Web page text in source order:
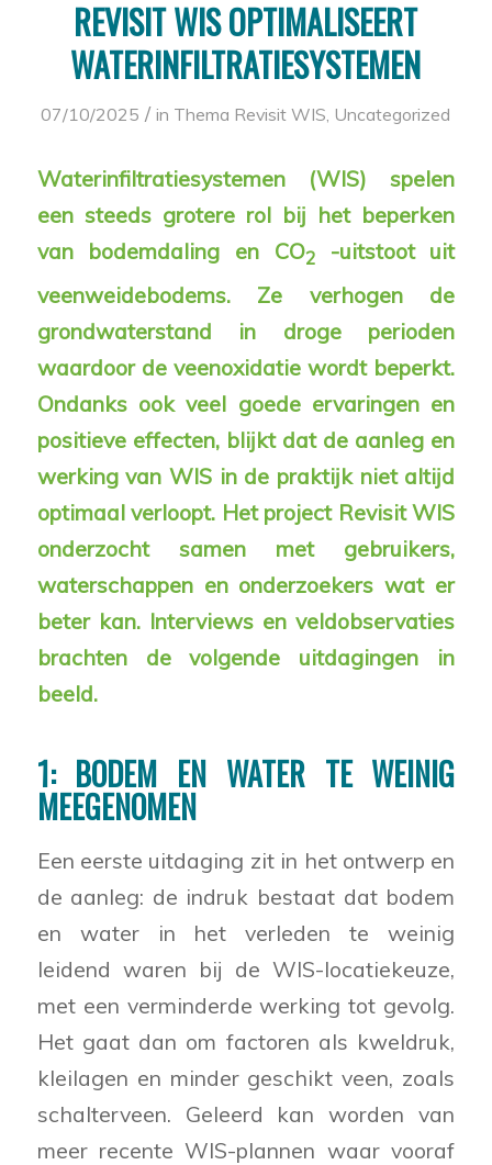
REVISIT WIS OPTIMALISEERT
WATERINFILTRATIESYSTEMEN
07/10/2025 / in Thema Revisit WIS, Uncategorized
Waterinfiltratiesystemen (WIS) spelen
een steeds grotere rol bij het beperken
van bodemdaling en CO2 -uitstoot uit
veenweidebodems. Ze verhogen de
grondwaterstand in droge perioden
waardoor de veenoxidatie wordt beperkt.
Ondanks ook veel goede ervaringen en
positieve effecten, blijkt dat de aanleg en
werking van WIS in de praktijk niet altijd
optimaal verloopt. Het project Revisit WIS
onderzocht samen met gebruikers,
waterschappen en onderzoekers wat er
beter kan. Interviews en veldobservaties
brachten de volgende uitdagingen in
beeld.
1: BODEM EN WATER TE WEINIG
MEEGENOMEN
Een eerste uitdaging zit in het ontwerp en
de aanleg: de indruk bestaat dat bodem
en water in het verleden te weinig
leidend waren bij de WIS-locatiekeuze,
met een verminderde werking tot gevolg.
Het gaat dan om factoren als kweldruk,
kleilagen en minder geschikt veen, zoals
schalterveen. Geleerd kan worden van
meer recente WIS-plannen waar vooraf